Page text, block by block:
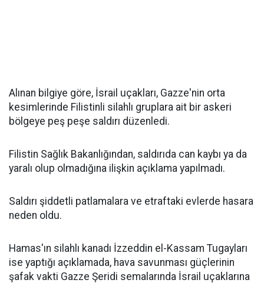
Alınan bilgiye göre, İsrail uçakları, Gazze'nin orta
kesimlerinde Filistinli silahlı gruplara ait bir askeri
bölgeye peş peşe saldırı düzenledi.
Filistin Sağlık Bakanlığından, saldırıda can kaybı ya da
yaralı olup olmadığına ilişkin açıklama yapılmadı.
Saldırı şiddetli patlamalara ve etraftaki evlerde hasara
neden oldu.
Hamas'ın silahlı kanadı İzzeddin el-Kassam Tugayları
ise yaptığı açıklamada, hava savunması güçlerinin
şafak vakti Gazze Şeridi semalarında İsrail uçaklarına